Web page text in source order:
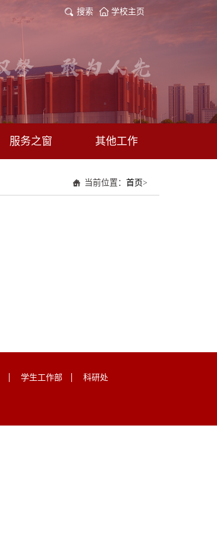
搜索 学校主页
服务之窗 其他工作
当前位置： 首页>
学生工作部 科研处